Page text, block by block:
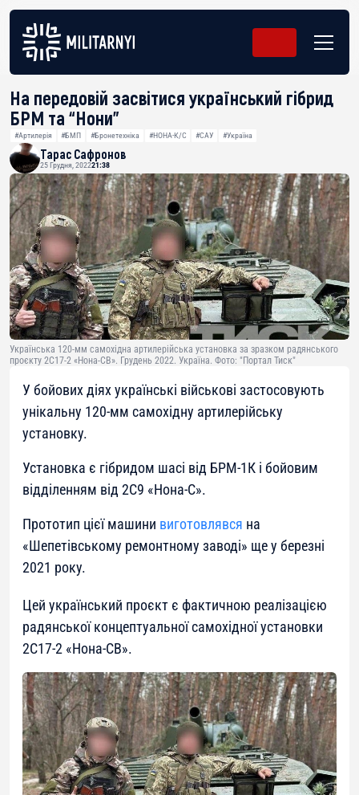
На передовій засвітися український гібрид
БРМ та “Нони”
#Артилерія #БМП #Бронетехніка #НОНА-К/С #САУ #Україна
Тарас Сафронов
25 Грудня, 202221:38
Українська 120-мм самохідна артилерійська установка за зразком радянського
проєкту 2С17-2 «Нона-СВ». Грудень 2022. Україна. Фото: "Портал Тиск"
У бойових діях українські військові застосовують
унікальну 120-мм самохідну артилерійську
установку.
Установка є гібридом шасі від БРМ-1К і бойовим
відділенням від 2С9 «Нона-С».
Прототип цієї машини виготовлявся на
«Шепетівському ремонтному заводі» ще у березні
2021 року.
Цей український проєкт є фактичною реалізацією
радянської концептуальної самохідної установки
2С17-2 «Нона-СВ».